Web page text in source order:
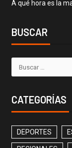
A qué hora es la
BUSCAR
CATEGORÍAS
DEPORTES